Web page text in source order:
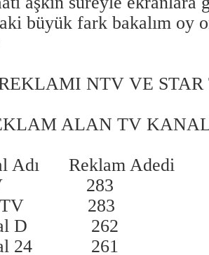
büyük fark bakalım oy
NTV VE
ALAN TV
Adı Reklam Adedi
283
TV 283
D 262
24 261